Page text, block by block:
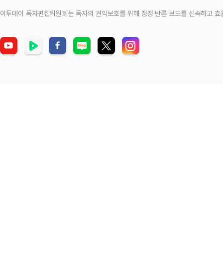
이투데이 독자편집위원회는 독자의 권익보호를 위해 정정‧반론 보도를 신속하고